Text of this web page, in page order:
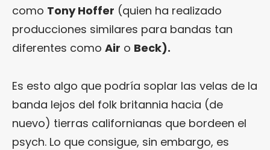
como Tony Hoffer (quien ha realizado
producciones similares para bandas tan
diferentes como Air o Beck).
Es esto algo que podría soplar las velas de la
banda lejos del folk britannia hacia (de
nuevo) tierras californianas que bordeen el
psych. Lo que consigue, sin embargo, es